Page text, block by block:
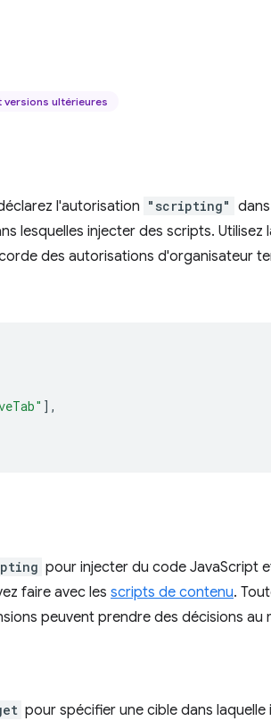
versions ultérieures
l'autorisation "scripting"
lesquelles injecter des scripts. Utilisez
des autorisations d'organisateur
],
pour injecter du code JavaScript
faire avec les scripts de contenu.
peuvent prendre des décisions au
pour spécifier une cible dans